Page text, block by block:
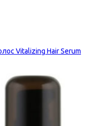
Vitalizing Hair Serum